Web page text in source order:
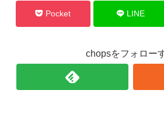
Pocket LINE
chopsをフォロー